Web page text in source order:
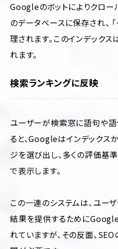
Googleのボットによりクロ
のデータベースに保存され、
理されます。このインデック
れます。
検索ランキングに反映
ユーザーが検索窓に語句や
ると、Googleはインデックス
ジを選び出し、多くの評価基
で表示します。
この一連のシステムは、ユー
結果を提供するために
れていますが、その反面、